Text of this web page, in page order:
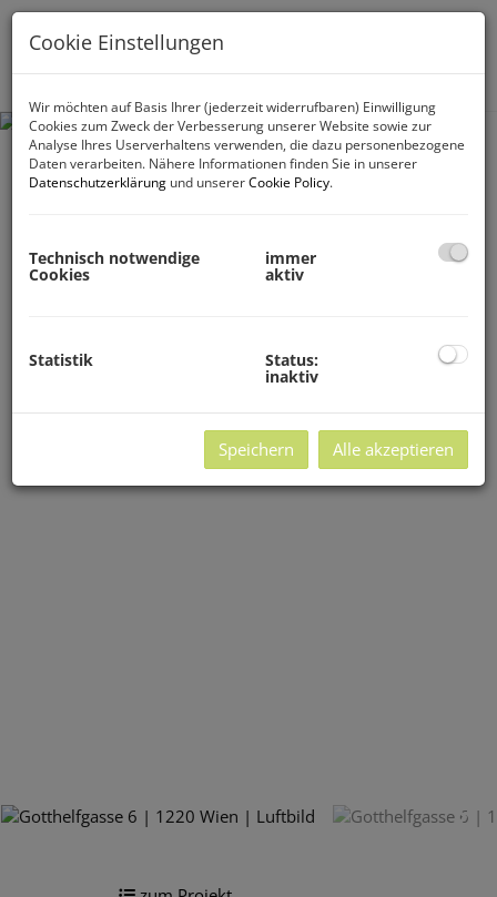
Cookie Einstellungen
Wir möchten auf Basis Ihrer (jederzeit widerrufbaren) Einwilligung
Cookies zum Zweck der Verbesserung unserer Website sowie zur
Analyse Ihres Userverhaltens verwenden, die dazu personenbezogene
Daten verarbeiten. Nähere Informationen finden Sie in unserer
Datenschutzerklärung und unsererCookie Policy.
Technisch notwendige
Cookies
immer
aktiv
Statistik Status:
inaktiv
Speichern Alle akzeptieren